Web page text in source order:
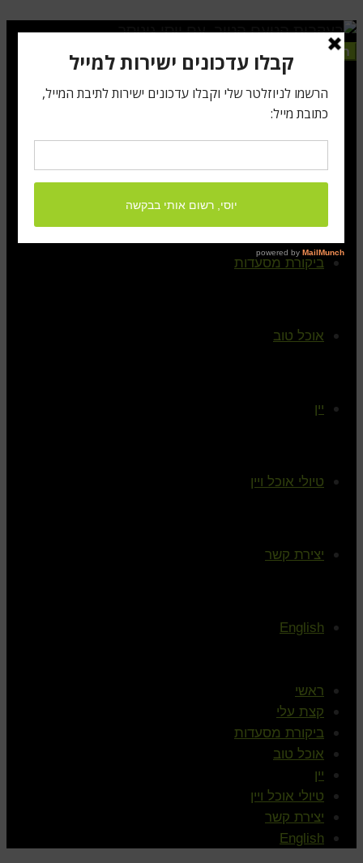
תפריט
ראשי
ביקורת מסעדות
אוכל טוב
יין
טיולי אוכל ויין
יצירת קשר
English
ראשי
קצת עלי
ביקורת מסעדות
אוכל טוב
יין
טיולי אוכל ויין
יצירת קשר
English